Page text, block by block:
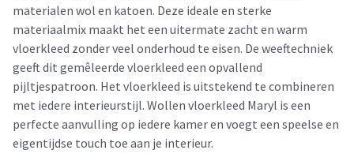
materialen wol en katoen. Deze ideale en sterke
materiaalmix maakt het een uitermate zacht en warm
vloerkleed zonder veel onderhoud te eisen. De weeftechniek
geeft dit gemêleerde vloerkleed een opvallend
pijltjespatroon. Het vloerkleed is uitstekend te combineren
met iedere interieurstijl. Wollen vloerkleed Maryl is een
perfecte aanvulling op iedere kamer en voegt een speelse en
eigentijdse touch toe aan je interieur.